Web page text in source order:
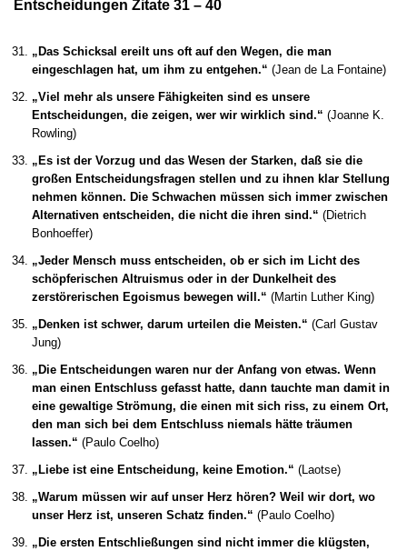
Entscheidungen Zitate 31 – 40
„Das Schicksal ereilt uns oft auf den Wegen, die man
eingeschlagen hat, um ihm zu entgehen.“ (Jean de La Fontaine)
„Viel mehr als unsere Fähigkeiten sind es unsere
Entscheidungen, die zeigen, wer wir wirklich sind.“ (Joanne K.
Rowling)
„Es ist der Vorzug und das Wesen der Starken, daß sie die
großen Entscheidungsfragen stellen und zu ihnen klar Stellung
nehmen können. Die Schwachen müssen sich immer zwischen
Alternativen entscheiden, die nicht die ihren sind.“ (Dietrich
Bonhoeffer)
„Jeder Mensch muss entscheiden, ob er sich im Licht des
schöpferischen Altruismus oder in der Dunkelheit des
zerstörerischen Egoismus bewegen will.“ (Martin Luther King)
„Denken ist schwer, darum urteilen die Meisten.“ (Carl Gustav
Jung)
„Die Entscheidungen waren nur der Anfang von etwas. Wenn
man einen Entschluss gefasst hatte, dann tauchte man damit in
eine gewaltige Strömung, die einen mit sich riss, zu einem Ort,
den man sich bei dem Entschluss niemals hätte träumen
lassen.“ (Paulo Coelho)
„Liebe ist eine Entscheidung, keine Emotion.“ (Laotse)
„Warum müssen wir auf unser Herz hören? Weil wir dort, wo
unser Herz ist, unseren Schatz finden.“ (Paulo Coelho)
„Die ersten Entschließungen sind nicht immer die klügsten,